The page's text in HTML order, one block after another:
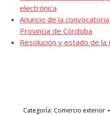
electrónica
Anuncio de la
Provincia de Córdoba
Resolución y estado de la
Categoría: Comercio exterior